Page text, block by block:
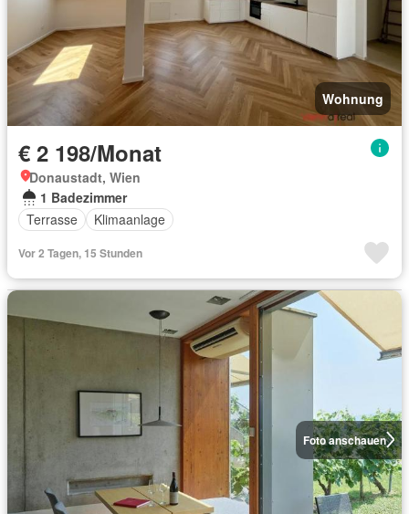
Wohnung
€ 2 198/Monat
Donaustadt, Wien
1 Badezimmer
Terrasse
Klimaanlage
Vor 2 Tagen, 15 Stunden
Foto anschauen